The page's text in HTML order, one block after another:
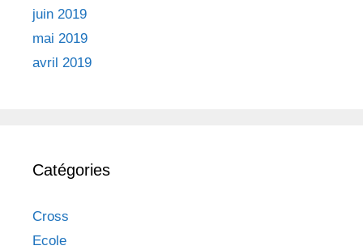
juin 2019
mai 2019
avril 2019
Catégories
Cross
Ecole